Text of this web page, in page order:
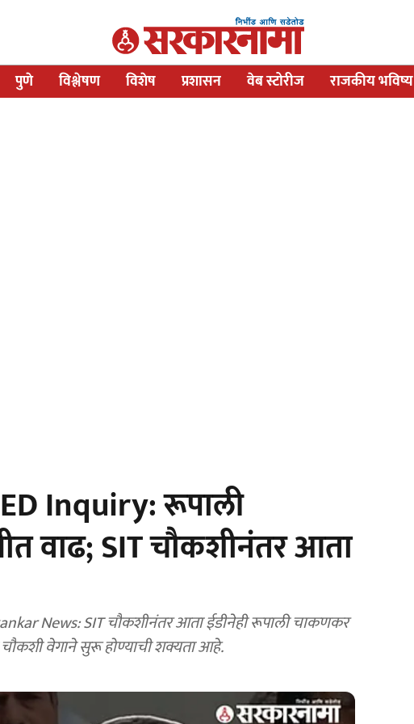
पुणे विश्लेषण विशेष प्रशासन वेब स्टोरीज राजकीय भविष्य
Inquiry: रूपाली
वाढ; SIT चौकशीनंतर आता
News: SIT चौकशीनंतर आता ईडीनेही रूपाली चाकणकर
चौकशी वेगाने सुरू होण्याची शक्यता आहे.